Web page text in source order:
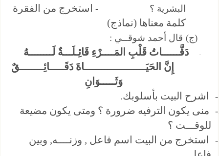
البشرية ؟ -
استخرج من الفقرة
كلمة معناها (نماذج)
(‌ج) قال أحمد شوقــي :
-
دَقَّــــــاتُ قَلْبِ المَــــرْءِ قَائِـلَـــةٌ لَــــــــهُ
إِنَّ الحَيَـــــــــــــــــــــاةَ دَقَـــــائِــــــــقٌ
وَثَـــــوَانِ
اشرح البيت بأسلوبك.
منى يكون الترفيه ضرورة ؟ ومتى يكون مضيعة
للوقـــت ؟
استخرج من البيت اسم فاعل , وزنــــه, وبين